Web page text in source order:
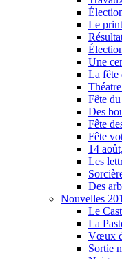
Le
Une
La fête
Fête
Des
Fête
Fête
14
Les
Des
Nouvelles
Le
La
Vœux
Sortie